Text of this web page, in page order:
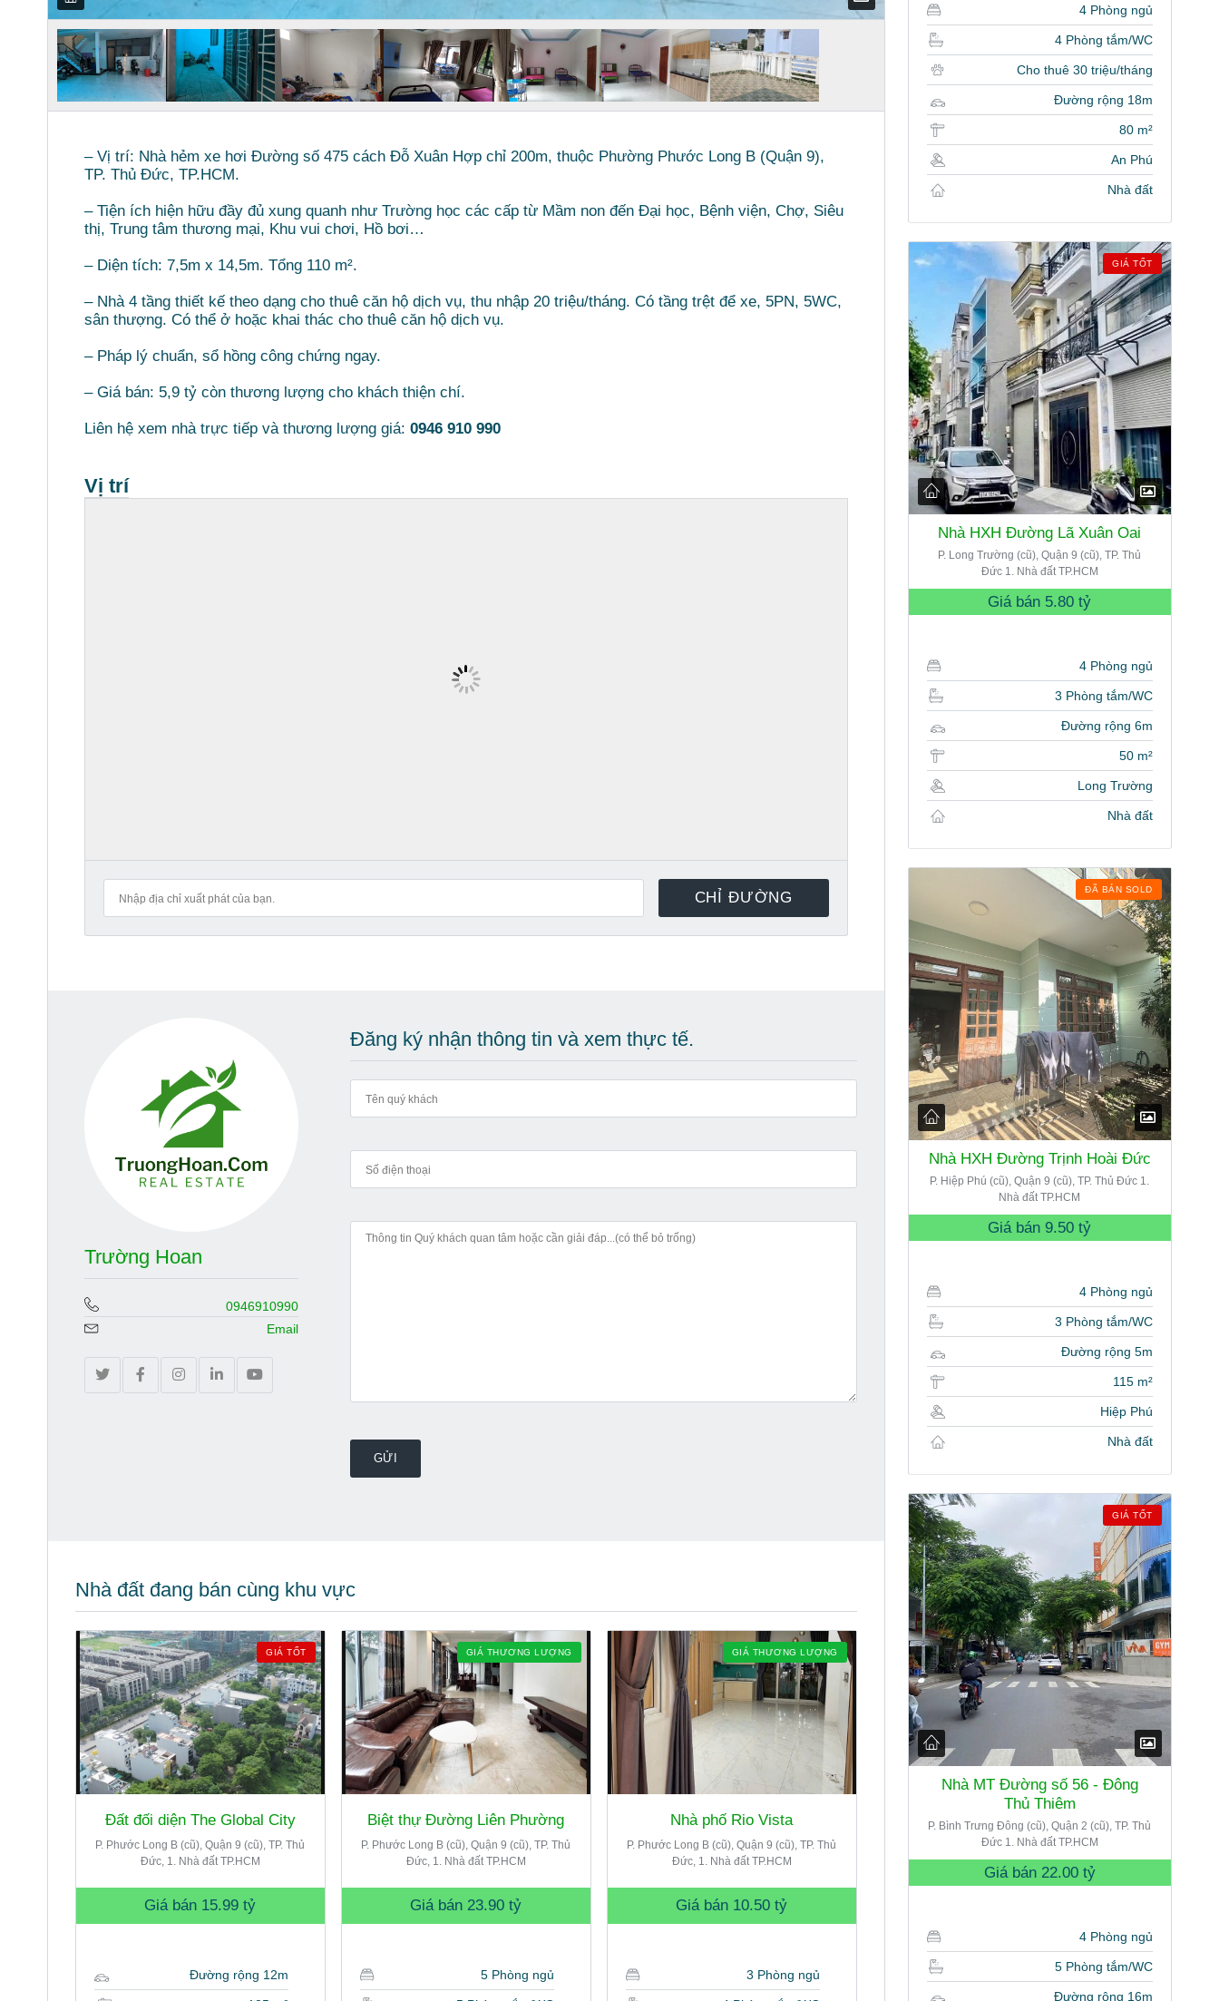
– Vị trí: Nhà hẻm xe hơi Đường số 475 cách Đỗ Xuân Hợp chỉ 200m, thuộc Phường Phước Long B (Quận 9),
TP. Thủ Đức, TP.HCM.
– Tiện ích hiện hữu đầy đủ xung quanh như Trường học các cấp từ Mầm non đến Đại học, Bệnh viện, Chợ, Siêu
thị, Trung tâm thương mại, Khu vui chơi, Hồ bơi…
– Diện tích: 7,5m x 14,5m. Tổng 110 m².
– Nhà 4 tầng thiết kế theo dạng cho thuê căn hộ dịch vụ, thu nhập 20 triệu/tháng. Có tầng trệt để xe, 5PN, 5WC,
sân thượng. Có thể ở hoặc khai thác cho thuê căn hộ dịch vụ.
– Pháp lý chuẩn, sổ hồng công chứng ngay.
– Giá bán: 5,9 tỷ còn thương lượng cho khách thiện chí.
Liên hệ xem nhà trực tiếp và thương lượng giá: 0946 910 990
Vị trí
Trường Hoan
0946910990
Email
Đăng ký nhận thông tin và xem thực tế.
Nhà đất đang bán cùng khu vực
GIÁ TỐT
Đất đối diện The Global City
P. Phước Long B (cũ), Quận 9 (cũ), TP. Thủ
Đức, 1. Nhà đất TP.HCM
Giá bán 15.99 tỷ
Đường rộng 12m
GIÁ THƯƠNG LƯỢNG
Biệt thự Đường Liên Phường
P. Phước Long B (cũ), Quận 9 (cũ), TP. Thủ
Đức, 1. Nhà đất TP.HCM
Giá bán 23.90 tỷ
5 Phòng ngủ
GIÁ THƯƠNG LƯỢNG
Nhà phố Rio Vista
P. Phước Long B (cũ), Quận 9 (cũ), TP. Thủ
Đức, 1. Nhà đất TP.HCM
Giá bán 10.50 tỷ
3 Phòng ngủ
4 Phòng ngủ
4 Phòng tắm/WC
Cho thuê 30 triệu/tháng
Đường rộng 18m
80 m²
An Phú
Nhà đất
GIÁ TỐT
Nhà HXH Đường Lã Xuân Oai
P. Long Trường (cũ), Quận 9 (cũ), TP. Thủ
Đức 1. Nhà đất TP.HCM
Giá bán 5.80 tỷ
4 Phòng ngủ
3 Phòng tắm/WC
Đường rộng 6m
50 m²
Long Trường
Nhà đất
ĐÃ BÁN SOLD
Nhà HXH Đường Trịnh Hoài Đức
P. Hiệp Phú (cũ), Quận 9 (cũ), TP. Thủ Đức 1.
Nhà đất TP.HCM
Giá bán9.50 tỷ
4 Phòng ngủ
3 Phòng tắm/WC
Đường rộng 5m
115 m²
Hiệp Phú
Nhà đất
GIÁ TỐT
Nhà MT Đường số 56 - Đông
Thủ Thiêm
P. Bình Trưng Đông (cũ), Quận 2 (cũ), TP. Thủ
Đức 1. Nhà đất TP.HCM
Giá bán 22.00 tỷ
4 Phòng ngủ
5 Phòng tắm/WC
Đường rộng 16m